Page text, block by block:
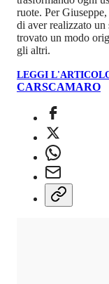
ruote. Per
di aver realizzato
trovato un modo
gli altri.
LEGGI
CARSCAMARO